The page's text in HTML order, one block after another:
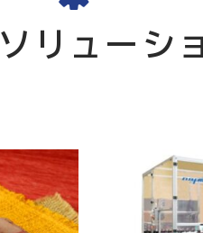
ソリューシ